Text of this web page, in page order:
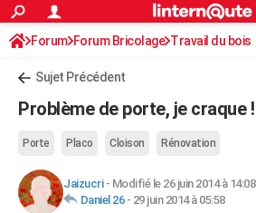
ACTUALITÉS
Politique
Société
Faits Divers
Education
Monde
Villes
+
AUTO
Essais
Réserver un essai
Citadines
Berlines
SUV
Forum auto
+HIGH-TECH
S'inscrire
Connexion
Forum Forum Bricolage Travail du bois
Sujet Précédent
Problème de porte, je craque !
Porte Placo Cloison Rénovation
Jaizucri- Modifié le 26 juin 2014 à 14:08
Daniel 26- 29 juin 2014 à 05:58